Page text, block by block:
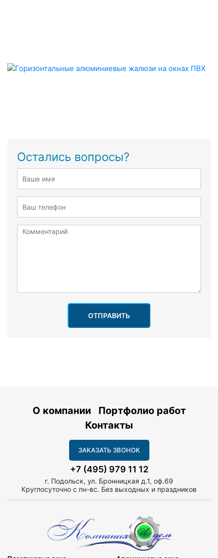
Остались вопросы?
ОТПРАВИТЬ
О компании
Портфолио работ
Контакты
ЗАКАЗАТЬ ЗВОНОК
+7 (495) 979 11 12
г. Подольск, ул. Бронницкая д.1, оф.69
Круглосуточно с пн-вс. Без выходных и праздников